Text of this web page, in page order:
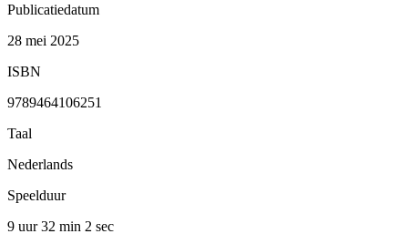
Publicatiedatum
28 mei 2025
ISBN
9789464106251
Taal
Nederlands
Speelduur
9 uur 32 min 2 sec